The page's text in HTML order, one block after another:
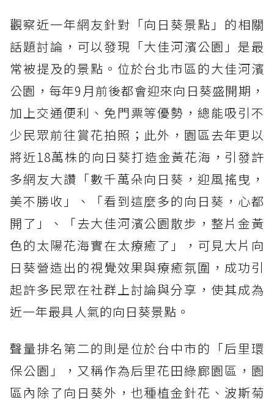
觀察近一年網友針對「向日葵景點」的相關
話題討論，可以發現「大佳河濱公園」是最
常被提及的景點。位於台北市區的大佳河濱
公園，每年9月前後都會迎來向日葵盛開期，
加上交通便利、免門票等優勢，總能吸引不
少民眾前往賞花拍照；此外，園區去年更以
將近18萬株的向日葵打造金黃花海，引發許
多網友大讚「數千萬朵向日葵，迎風搖曳，
美不勝收」、「看到這麼多的向日葵，心都
開了」、「去大佳河濱公園散步，整片金黃
色的太陽花海實在太療癒了」，可見大片向
日葵營造出的視覺效果與療癒氛圍，成功引
起許多民眾在社群上討論與分享，使其成為
近一年最具人氣的向日葵景點。
聲量排名第二的則是位於台中市的「后里環
保公園」，又稱作為后里花田綠廊園區，園
區內除了向日葵外，也種植金針花、波斯菊